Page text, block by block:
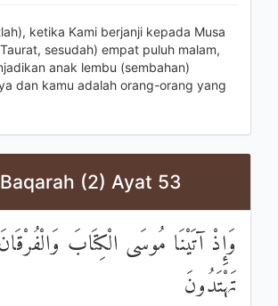
ketika Kami berjanji kepada Musa
sesudah) empat puluh malam,
anak lembu (sembahan)
dan kamu adalah orang-orang yang
(2) Ayat 53
وَإِذْ آتَيْنَا مُوسَى الْكِتَابَ
تَهْتَدُونَ